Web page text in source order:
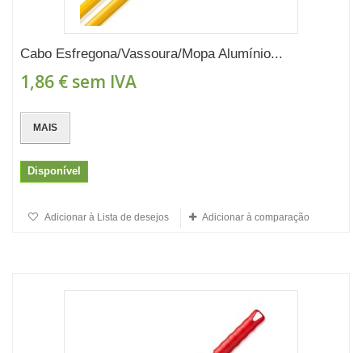
Cabo Esfregona/Vassoura/Mopa Alumínio...
1,86 € sem IVA
MAIS
Disponível
Adicionar à Lista de desejos Adicionar à comparação